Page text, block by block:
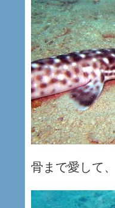
骨まで愛して